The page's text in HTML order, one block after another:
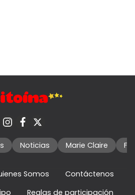
Noticias Marie Claire
Somos
Contáctenos
Reglas de participación